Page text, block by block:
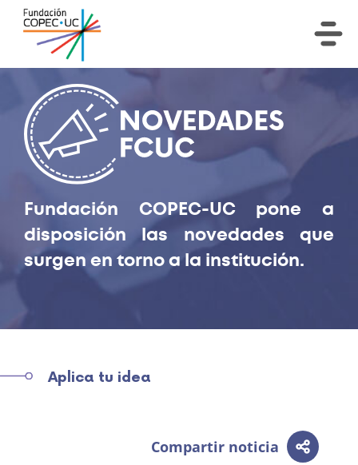
Fundación COPEC-UC pone a
disposición las novedades que
surgen en torno a la institución.
Aplica tu idea
Compartir noticia